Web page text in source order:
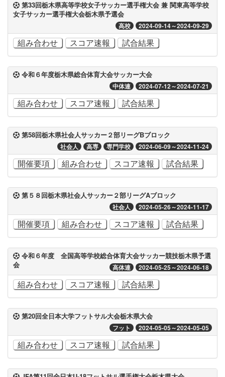
第33回栃木県高等学校女子サッカー選手権大会 兼 関東高等学校
女子サッカー選手権大会栃木県予選会
高校 2024-09-14～2024-09-29
組み合わせ スコア速報 試合結果
令和６年度栃木県総合体育大会サッカー大会
中体連 2024-07-12～2024-07-21
組み合わせ スコア速報 試合結果
第58回栃木県社会人サッカー２部リーグBブロック
社会人 高専 専門学校 2024-06-09～2024-11-24
開催要項 組み合わせ スコア速報 試合結果
第５８回栃木県社会人サッカー２部リーグAブロック
社会人 2024-05-26～2024-11-17
開催要項 組み合わせ スコア速報 試合結果
令和６年度 全国高等学校総合体育大会サッカー競技栃木県予選
会
高体連 2024-05-25～2024-06-18
組み合わせ スコア速報 試合結果
第20回全日本大学フットサル大会栃木県大会
フット 2024-05-05～2024-05-05
組み合わせ スコア速報 試合結果